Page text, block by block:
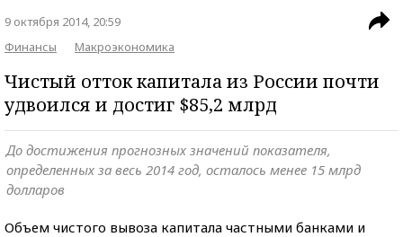
9 октября 2014, 20:59
Финансы
Макроэкономика
Чистый отток капитала из России почти
удвоился и достиг $85,2 млрд
До достижения прогнозных значений показателя,
определенных за весь 2014 год, осталось менее 15 млрд
долларов
Объем чистого вывоза капитала частными банками и